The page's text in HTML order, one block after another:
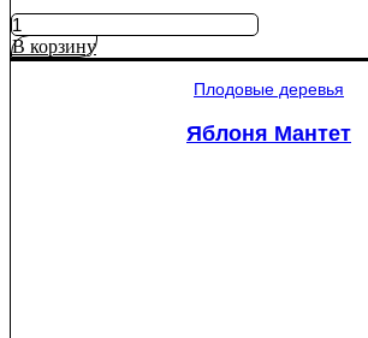
Количество
товара
Ель
В корзину
Плодовые деревья
Яблоня Мантет